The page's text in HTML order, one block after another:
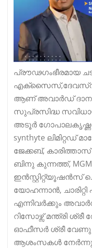
പ്രൗഢഗംഭീരമായ
എക്സൈസ്,ദേവസ്വം
ആണ് അവാർഡ് ദാനം
സുപ്രസിദ്ധ
അടൂർ
synthyte ലിമിറ്റഡ്
ജേക്കബ്,
ബിനു കുന്നത്ത്,
ഇൻസ്റ്റിറ്റ്യൂഷൻസ്
യോഹന്നാൻ,
എന്നിവർക്കും
റിസോഴ്സ് മന്ത്രി ശ്രീ
ഓഫീസർ ശ്രീ വേണു
ആശംസകൾ നേർന്നു